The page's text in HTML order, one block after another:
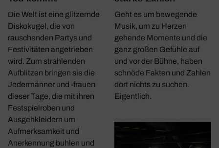
Die Welt ist eine glitzernde
Diskokugel, die von
rauschenden Partys und
Festivitäten angetrieben
wird. Zum strahlenden
Aufblitzen bringen sie die
Jedermänner und -frauen
dieser Tage, die mit ihren
Festspielroben und
Ausgehkleidern um
Aufmerksamkeit und
Anerkennung buhlen und
Geht es um bewegende
Musik, um zu Herzen
gehende Momente und die
ganz großen Gefühle auf
und vor der Bühne, haben
schnöde Fakten und Zahlen
dort nichts zu suchen.
Eigentlich.